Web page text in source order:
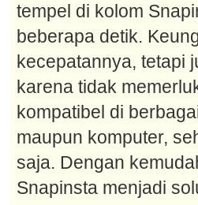
tempel di kolom
beberapa detik.
kecepatannya, tetapi
karena tidak
kompatibel di
maupun komputer,
saja. Dengan
Snapinsta menjadi